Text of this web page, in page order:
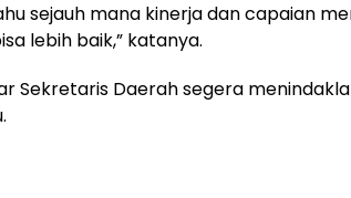
sejauh mana kinerja dan capaian
lebih baik,” katanya.
Sekretaris Daerah segera